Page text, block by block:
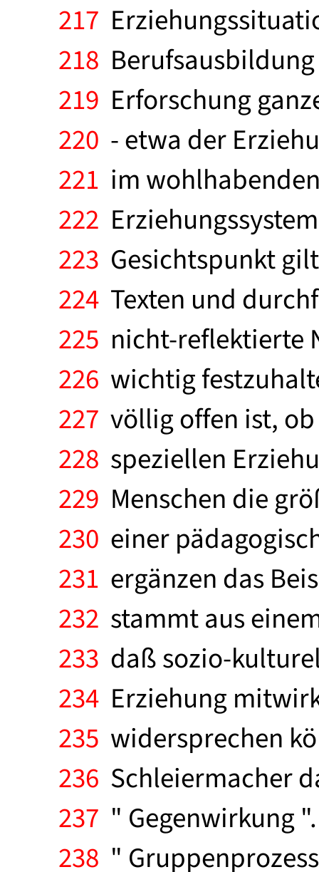
217
218
219 Erforschung
220 - etwa der
221 im
222
223 Gesichtspunkt
224 Texten und
225 nicht-reflektierte
226 wichtig
227 völlig offen ist,
228 speziellen
229 Menschen die
230 einer
231 ergänzen das
232 stammt aus
233 daß sozio-
234 Erziehung
235 widersprechen
236 Schleiermacher
237 " Gegenwirkung
238 "